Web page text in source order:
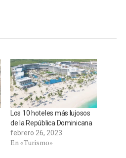
Los 10 hoteles más lujosos
de la República Dominicana
febrero 26, 2023
En «Turismo»